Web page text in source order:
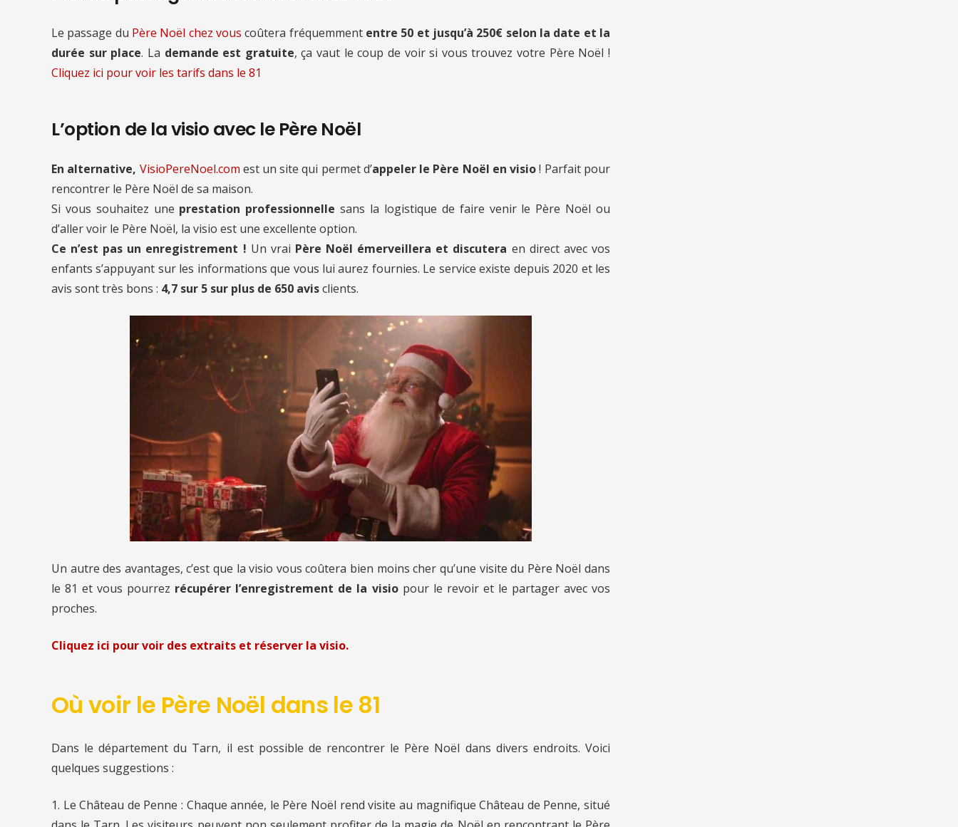
Le passage du Père Noël chez vous coûtera fréquemment entre 50 et jusqu’à 250€ selon la date et la
durée sur place. La demande est gratuite, ça vaut le coup de voir si vous trouvez votre Père Noël !
Cliquez ici pour voir les tarifs dans le 81
L’option de la visio avec le Père Noël
En alternative, VisioPereNoel.com est un site qui permet d’appeler le Père Noël en visio! Parfait pour
rencontrer le Père Noël de sa maison.
Si vous souhaitez une prestation professionnelle sans la logistique de faire venir le Père Noël ou
d’aller voir le Père Noël, la visio est une excellente option.
Ce n’est pas un enregistrement ! Un vrai Père Noël émerveillera et discutera en direct avec vos
enfants s’appuyant sur les informations que vous lui aurez fournies. Le service existe depuis 2020 et les
avis sont très bons : 4,7 sur 5 sur plus de 650 avisclients.
Un autre des avantages, c’est que la visio vous coûtera bien moins cher qu’une visite du Père Noël dans
le 81 et vous pourrez récupérer l’enregistrement de la visiopour le revoir et le partager avec vos
proches.
Cliquez ici pour voir des extraits et réserver la visio.
Où voir le Père Noël dans le 81
Dans le département du Tarn, il est possible de rencontrer le Père Noël dans divers endroits. Voici
quelques suggestions :
1. Le Château de Penne : Chaque année, le Père Noël rend visite au magnifique Château de Penne, situé